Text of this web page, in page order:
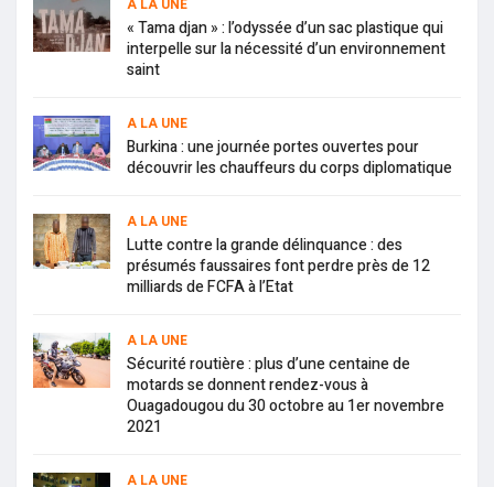
A LA UNE
« Tama djan » : l’odyssée d’un sac plastique qui
interpelle sur la nécessité d’un environnement
saint
A LA UNE
Burkina : une journée portes ouvertes pour
découvrir les chauffeurs du corps diplomatique
A LA UNE
Lutte contre la grande délinquance : des
présumés faussaires font perdre près de 12
milliards de FCFA à l’Etat
A LA UNE
Sécurité routière : plus d’une centaine de
motards se donnent rendez-vous à
Ouagadougou du 30 octobre au 1er novembre
2021
A LA UNE